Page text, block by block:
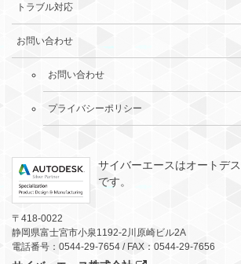
トラブル対応
お問い合わせ
お問い合わせ
プライバシーポリシー
サイバーエースはオートデ
です。
〒418-0022
静岡県富士宮市小泉1192-2川原崎ビル2A
電話番号：0544-29-7654 / FAX：0544-29-7656